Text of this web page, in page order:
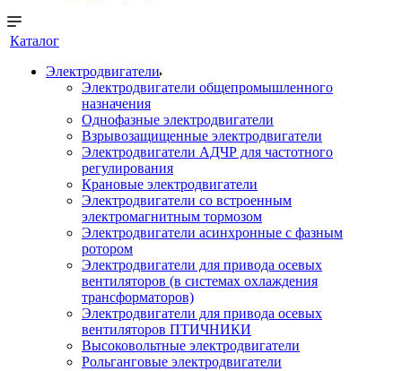
Каталог
Электродвигатели
Электродвигатели общепромышленного
назначения
Однофазные электродвигатели
Взрывозащищенные электродвигатели
Электродвигатели АДЧР для частотного
регулирования
Крановые электродвигатели
Электродвигатели со встроенным
электромагнитным тормозом
Электродвигатели асинхронные с фазным
ротором
Электродвигатели для привода осевых
вентиляторов (в системах охлаждения
трансформаторов)
Электродвигатели для привода осевых
вентиляторов ПТИЧНИКИ
Высоковольтные электродвигатели
Рольганговые электродвигатели